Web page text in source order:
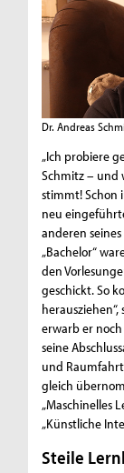
Dr. Andreas
„Ich probiere
Schmitz – und
stimmt! Schon
neu
anderen
„Bachelor“
den
geschickt. So
erwarb er
seine
und
gleich
„Maschinelles
„Künstliche
Steile